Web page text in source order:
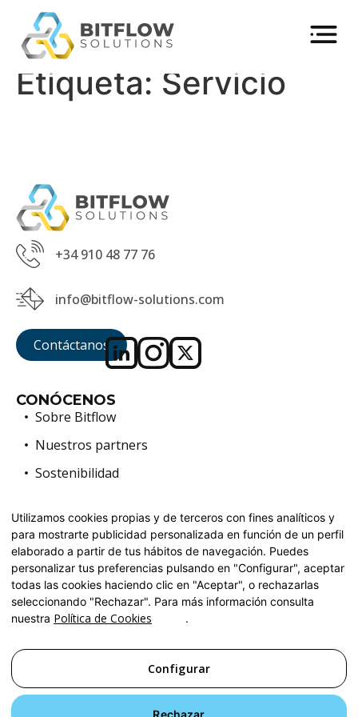
Etiqueta: Servicio
+34 910 48 77 76
info@bitflow-solutions.com
CONÓCENOS
Sobre Bitflow
Nuestros partners
Sostenibilidad
PREGUNTAS FRECUENTES
TRABAJA CON NOSOTROS
SERVICIOS
Desarrollo de software a medida
Automatización y DevOps
Soluciones Cloud e inteligencia artificial
Modernización de Sistemas Legacy
Contáctanos
Utilizamos cookies propias y de terceros con fines analíticos y
para mostrarte publicidad personalizada en función de un perfil
elaborado a partir de tus hábitos de navegación. Puedes
personalizar tus preferencias pulsando en "Configurar", aceptar
todas las cookies haciendo clic en "Aceptar", o rechazarlas
seleccionando "Rechazar". Para más información consulta
nuestra Política de Cookies .
Configurar
Rechazar